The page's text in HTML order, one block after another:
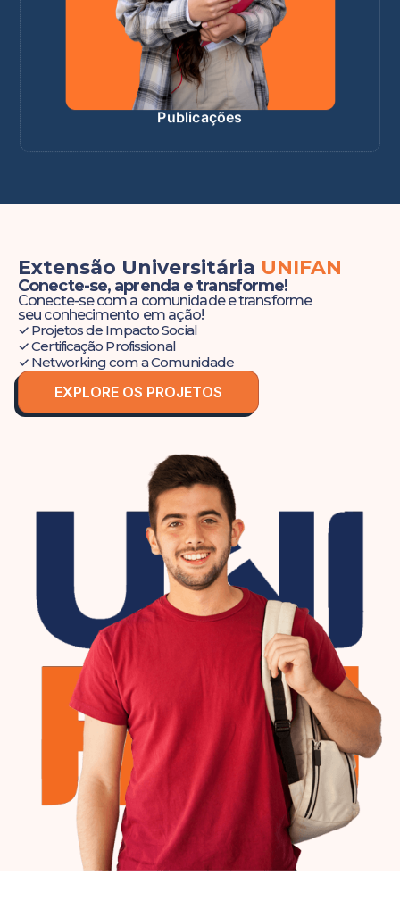
Publicações
Extensão Universitária UNIFAN
Conecte-se, aprenda e transforme!
Conecte-se com a comunidade e transforme
seu conhecimento em ação!
✓ Projetos de Impacto Social
✓ Certificação Profissional
✓ Networking com a Comunidade
EXPLORE OS PROJETOS